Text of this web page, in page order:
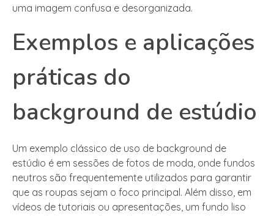
uma imagem confusa e desorganizada.
Exemplos e aplicações
práticas do
background de estúdio
Um exemplo clássico de uso de background de
estúdio é em sessões de fotos de moda, onde fundos
neutros são frequentemente utilizados para garantir
que as roupas sejam o foco principal. Além disso, em
vídeos de tutoriais ou apresentações, um fundo liso